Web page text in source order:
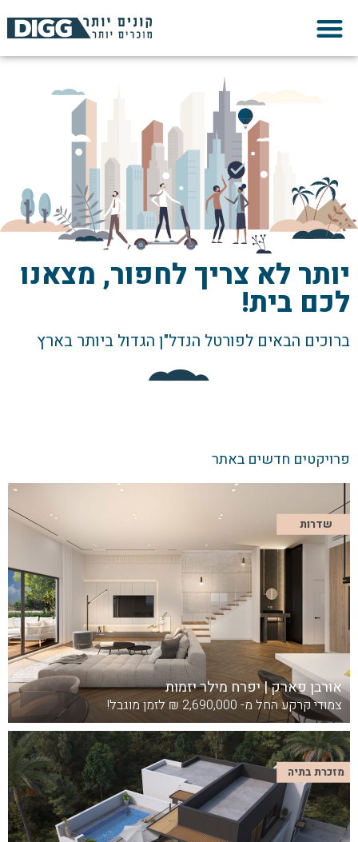
לֵב:
לִנְגִישׁוּת
הָאֲתָר.
יותר לא צריך לחפור, מצאנו
לכם בית!
ברוכים הבאים לפורטל הנדל"ן הגדול ביותר בארץ
פרויקטים חדשים באתר
אורבן פארק | יפרח מילר יזמות
צמודי קרקע החל מ- 2,690,000 ₪ לזמן מוגבל!
שדרות
מזכרת בתיה